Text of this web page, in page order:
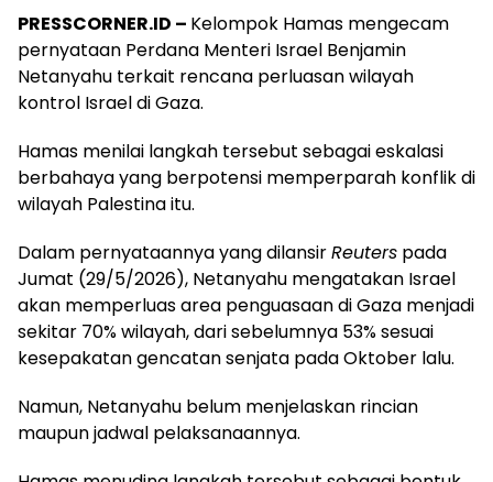
PRESSCORNER.ID – Kelompok Hamas mengecam
pernyataan Perdana Menteri Israel Benjamin
Netanyahu terkait rencana perluasan wilayah
kontrol Israel di Gaza.
Hamas menilai langkah tersebut sebagai eskalasi
berbahaya yang berpotensi memperparah konflik di
wilayah Palestina itu.
Dalam pernyataannya yang dilansirReuters pada
Jumat (29/5/2026), Netanyahu mengatakan Israel
akan memperluas area penguasaan di Gaza menjadi
sekitar 70% wilayah, dari sebelumnya 53% sesuai
kesepakatan gencatan senjata pada Oktober lalu.
Namun, Netanyahu belum menjelaskan rincian
maupun jadwal pelaksanaannya.